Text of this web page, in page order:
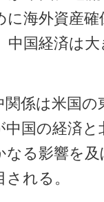
に海外資産確
中国経済は
係は米国の
中国の経済と
なる影響を
れる。